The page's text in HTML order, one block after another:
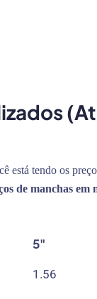
tendo os
de manchas em
5"
1.56